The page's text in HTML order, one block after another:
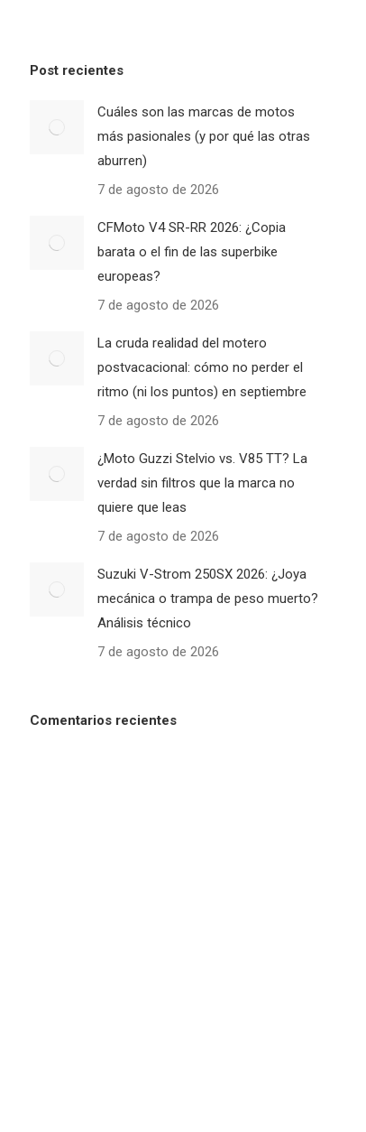
Post recientes
Cuáles son las marcas de motos
más pasionales (y por qué las otras
aburren)
7 de agosto de 2026
CFMoto V4 SR-RR 2026: ¿Copia
barata o el fin de las superbike
europeas?
7 de agosto de 2026
La cruda realidad del motero
postvacacional: cómo no perder el
ritmo (ni los puntos) en septiembre
7 de agosto de 2026
¿Moto Guzzi Stelvio vs. V85 TT? La
verdad sin filtros que la marca no
quiere que leas
7 de agosto de 2026
Suzuki V-Strom 250SX 2026: ¿Joya
mecánica o trampa de peso muerto?
Análisis técnico
7 de agosto de 2026
Comentarios recientes